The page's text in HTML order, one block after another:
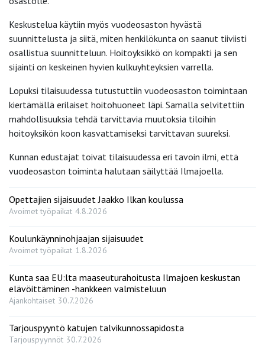
Keskustelua käytiin myös vuodeosaston hyvästä
suunnittelusta ja siitä, miten henkilökunta on saanut tiiviisti
osallistua suunnitteluun. Hoitoyksikkö on kompakti ja sen
sijainti on keskeinen hyvien kulkuyhteyksien varrella.
Lopuksi tilaisuudessa tutustuttiin vuodeosaston toimintaan
kiertämällä erilaiset hoitohuoneet läpi. Samalla selvitettiin
mahdollisuuksia tehdä tarvittavia muutoksia tiloihin
hoitoyksikön koon kasvattamiseksi tarvittavan suureksi.
Kunnan edustajat toivat tilaisuudessa eri tavoin ilmi, että
vuodeosaston toiminta halutaan säilyttää Ilmajoella.
Opettajien sijaisuudet Jaakko Ilkan koulussa
Avoimet työpaikat 4.8.2026
Koulunkäynninohjaajan sijaisuudet
Avoimet työpaikat 1.8.2026
Kunta saa EU:lta maaseuturahoitusta Ilmajoen keskustan
elävöittäminen -hankkeen valmisteluun
Ajankohtaiset 30.7.2026
Tarjouspyyntö katujen talvikunnossapidosta
Tarjouspyynnöt 30.7.2026